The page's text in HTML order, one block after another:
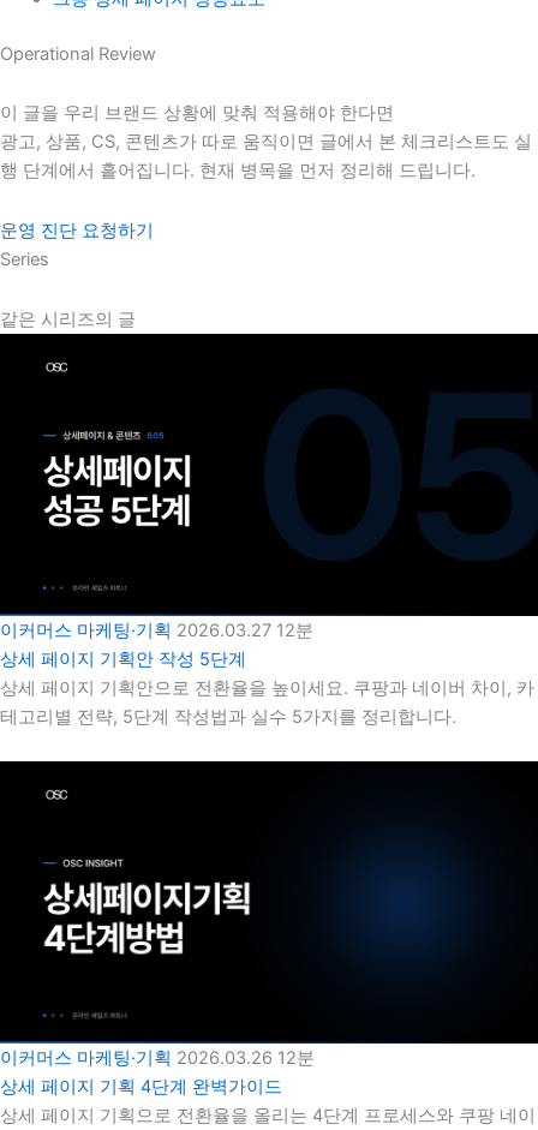
Operational Review
이 글을 우리 브랜드 상황에 맞춰 적용해야 한다면
광고, 상품, CS, 콘텐츠가 따로 움직이면 글에서 본 체크리스트도 실
행 단계에서 흩어집니다. 현재 병목을 먼저 정리해 드립니다.
운영 진단 요청하기
Series
같은 시리즈의 글
이커머스 마케팅·기획 2026.03.27 12분
상세 페이지 기획안 작성 5단계
상세 페이지 기획안으로 전환율을 높이세요. 쿠팡과 네이버 차이, 카
테고리별 전략, 5단계 작성법과 실수 5가지를 정리합니다.
이커머스 마케팅·기획 2026.03.26 12분
상세 페이지 기획 4단계 완벽가이드
상세 페이지 기획으로 전환율을 올리는 4단계 프로세스와 쿠팡 네이